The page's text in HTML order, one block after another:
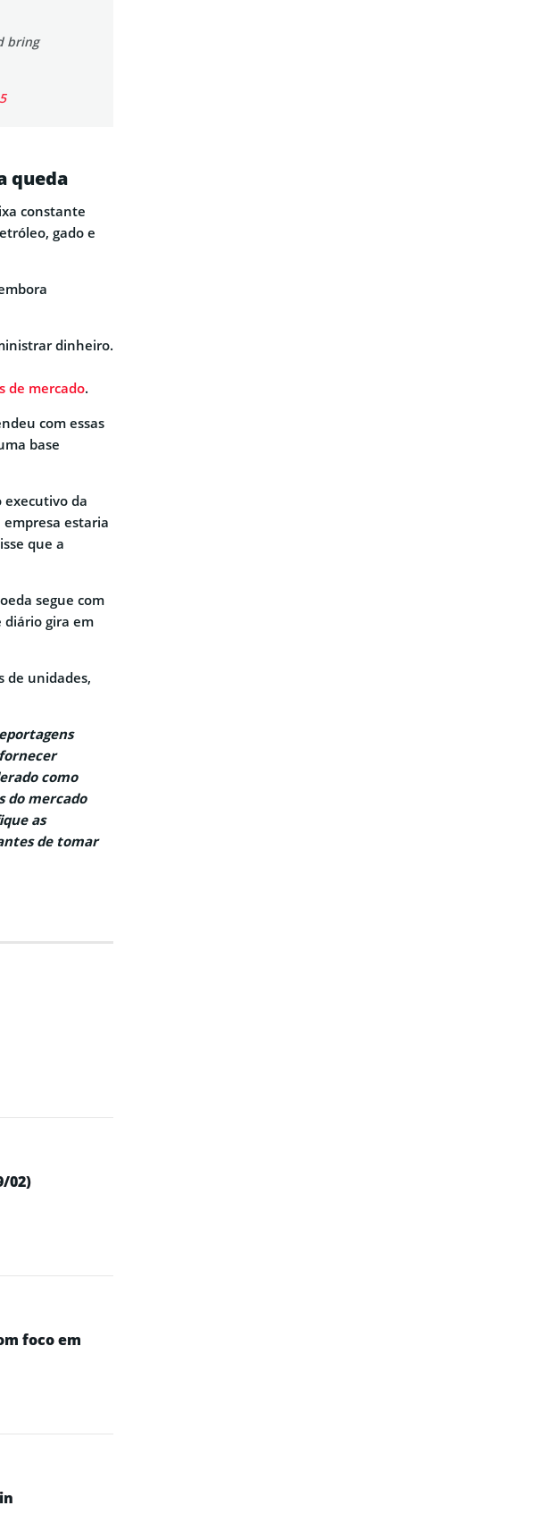
bring
queda
constante
gado e
dinheiro.
de mercado.
com essas
base
executivo da
estaria
que a
segue com
diário gira em
de unidades,
como
do mercado
as
de tomar
02)
foco em